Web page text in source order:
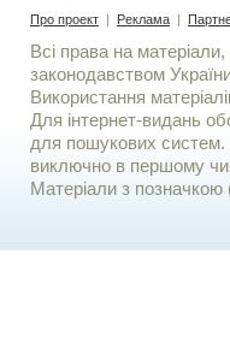
Про проект | Реклама |
Всі права на матеріали,
законодавством
Використання
Для iнтернет-видань
для пошукових систем.
виключно в першому чи
Матеріали з